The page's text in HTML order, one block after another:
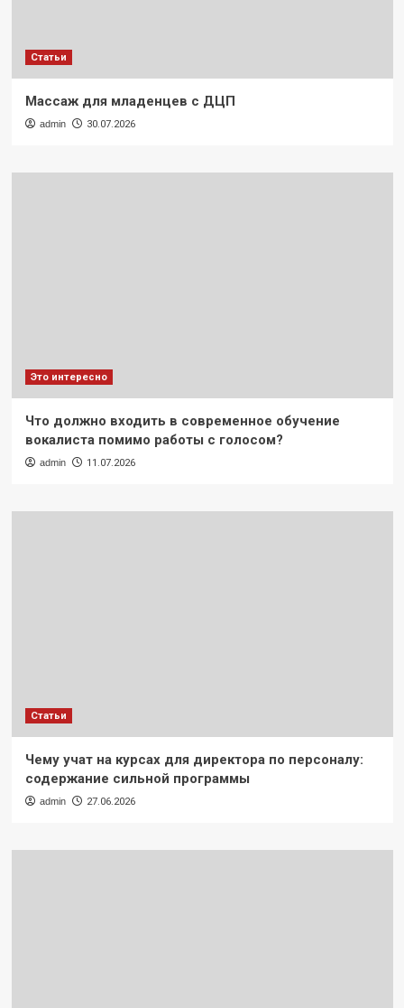
Статьи
Массаж для младенцев с ДЦП
admin 30.07.2026
Это интересно
Что должно входить в современное обучение
вокалиста помимо работы с голосом?
admin 11.07.2026
Статьи
Чему учат на курсах для директора по персоналу:
содержание сильной программы
admin 27.06.2026